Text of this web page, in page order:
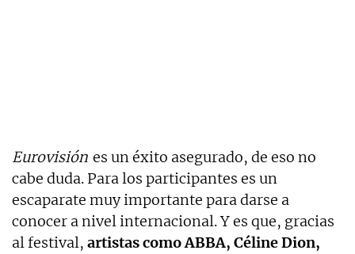
Eurovisión es un éxito asegurado, de eso no
cabe duda. Para los participantes es un
escaparate muy importante para darse a
conocer a nivel internacional. Y es que, gracias
al festival, artistas como ABBA, Céline Dion,